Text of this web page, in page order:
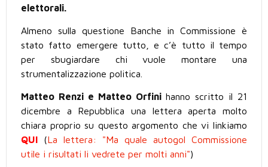
elettorali.
Almeno sulla questione Banche in Commissione è
stato fatto emergere tutto, e c’è tutto il tempo
per sbugiardare chi vuole montare una
strumentalizzazione politica.
Matteo Renzi e Matteo Orfini hanno scritto il 21
dicembre a Repubblica una lettera aperta molto
chiara proprio su questo argomento che vi linkiamo
QUI (La lettera: "Ma quale autogol Commissione
utile i risultati li vedrete per molti anni")